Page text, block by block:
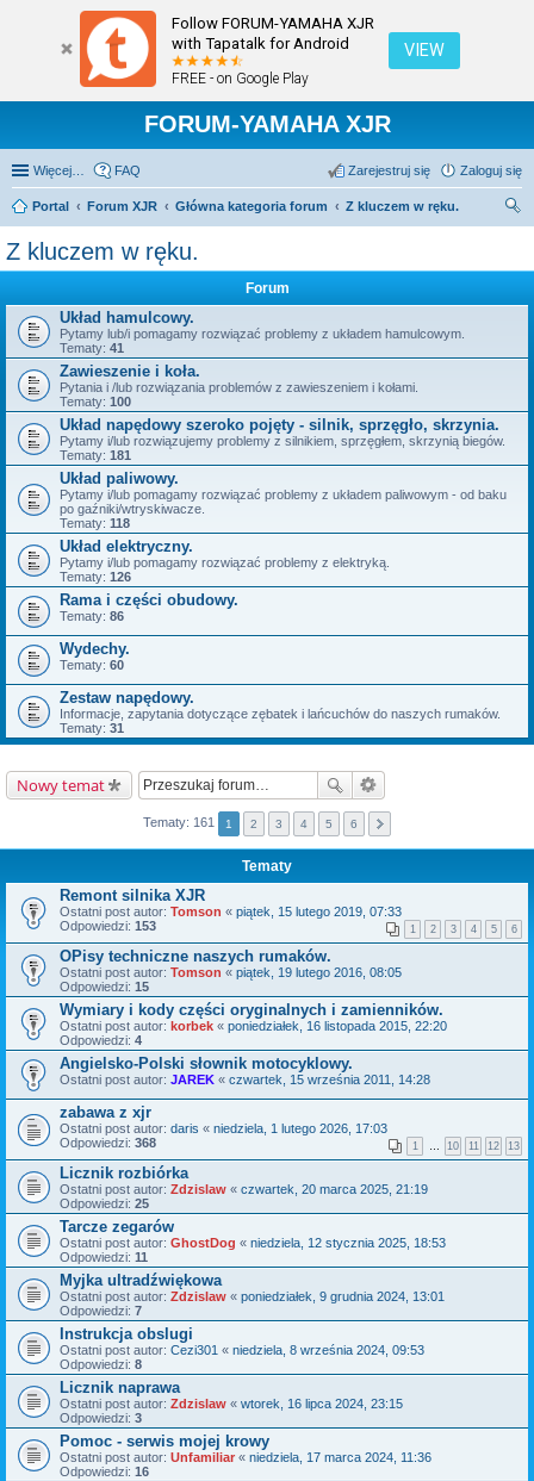
Follow FORUM-YAMAHA XJR
with Tapatalk for Android
FREE - on Google Play
VIEW
FORUM-YAMAHA XJR
Więcej… FAQ Zaloguj się
Zarejestruj się
Portal Forum XJR Główna kategoria forum
Z kluczem w ręku.
Z kluczem w ręku.
Forum
Układ hamulcowy.
Pytamy lub/i pomagamy rozwiązać problemy z układem hamulcowym.
Tematy: 41
Zawieszenie i koła.
Pytania i /lub rozwiązania problemów z zawieszeniem i kołami.
Tematy: 100
Układ napędowy szeroko pojęty - silnik, sprzęgło, skrzynia.
Pytamy i/lub rozwiązujemy problemy z silnikiem, sprzęgłem, skrzynią biegów.
Tematy: 181
Układ paliwowy.
Pytamy i/lub pomagamy rozwiązać problemy z układem paliwowym - od baku
po gaźniki/wtryskiwacze.
Tematy: 118
Układ elektryczny.
Pytamy i/lub pomagamy rozwiązać problemy z elektryką.
Tematy: 126
Rama i części obudowy.
Tematy: 86
Wydechy.
Tematy: 60
Zestaw napędowy.
Informacje, zapytania dotyczące zębatek i lańcuchów do naszych rumaków.
Tematy: 31
Nowy temat
Tematy: 161 1 2 3 4 5 6
Tematy
Remont silnika XJR
Ostatni post autor: Tomson « piątek, 15 lutego 2019, 07:33
Odpowiedzi: 153 1 2 3 4 5 6
OPisy techniczne naszych rumaków.
Ostatni post autor: Tomson « piątek, 19 lutego 2016, 08:05
Odpowiedzi: 15
Wymiary i kody części oryginalnych i zamienników.
Ostatni post autor: korbek « poniedziałek, 16 listopada 2015, 22:20
Odpowiedzi: 4
Angielsko-Polski słownik motocyklowy.
Ostatni post autor: JAREK « czwartek, 15 września 2011, 14:28
zabawa z xjr
Ostatni post autor: daris « niedziela, 1 lutego 2026, 17:03
Odpowiedzi: 368 1 … 10 11 12 13
Licznik rozbiórka
Ostatni post autor: Zdzislaw « czwartek, 20 marca 2025, 21:19
Odpowiedzi: 25
Tarcze zegarów
Ostatni post autor: GhostDog « niedziela, 12 stycznia 2025, 18:53
Odpowiedzi: 11
Myjka ultradźwiękowa
Ostatni post autor: Zdzislaw « poniedziałek, 9 grudnia 2024, 13:01
Odpowiedzi: 7
Instrukcja obslugi
Ostatni post autor: Cezi301 « niedziela, 8 września 2024, 09:53
Odpowiedzi: 8
Licznik naprawa
Ostatni post autor: Zdzislaw « wtorek, 16 lipca 2024, 23:15
Odpowiedzi: 3
Pomoc - serwis mojej krowy
Ostatni post autor: Unfamiliar « niedziela, 17 marca 2024, 11:36
Odpowiedzi: 16